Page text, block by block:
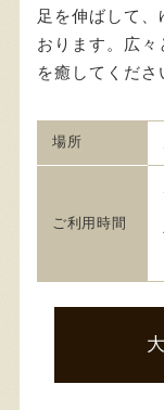
足を伸ばして
おります。広々
を癒してくださ
場所
ご利用時間